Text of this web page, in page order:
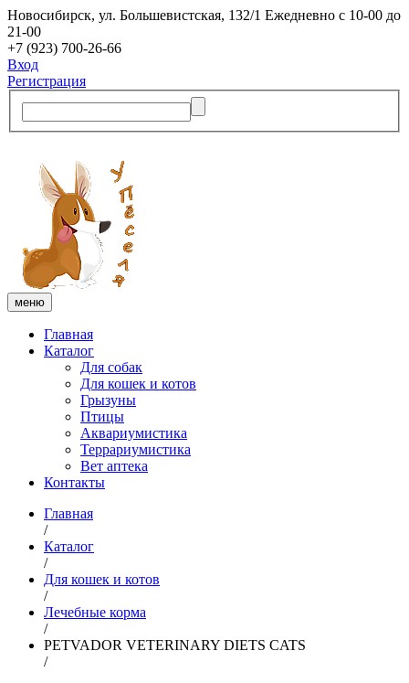
Новосибирск, ​ул. Большевистская, 132/1 Ежедневно с 10-00 до
21-00
+7 (923) 700-26-66
Вход
Регистрация
меню
Главная
Каталог
Для собак
Для кошек и котов
Грызуны
Птицы
Аквариумистика
Террариумистика
Вет аптека
Контакты
Главная
/
Каталог
/
Для кошек и котов
/
Лечебные корма
/
PETVADOR VETERINARY DIETS CATS
/